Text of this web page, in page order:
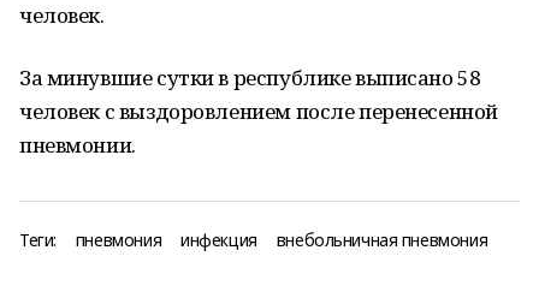
человек.
За минувшие сутки в республике выписано 58
человек с выздоровлением после перенесенной
пневмонии.
Теги: пневмония инфекция внебольничная пневмония